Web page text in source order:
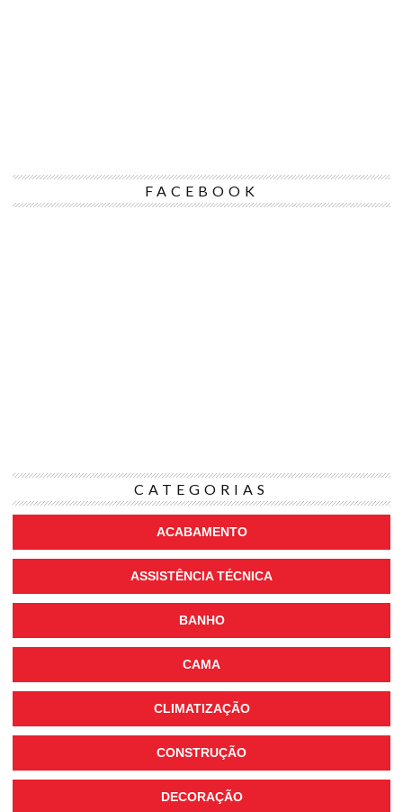
FACEBOOK
CATEGORIAS
ACABAMENTO
ASSISTÊNCIA TÉCNICA
BANHO
CAMA
CLIMATIZAÇÃO
CONSTRUÇÃO
DECORAÇÃO